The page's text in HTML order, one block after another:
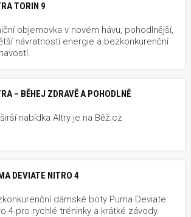
TORIN 9
objemovka v novém hávu, pohodlnější,
návratností energie a bezkonkurenční
– BĚHEJ ZDRAVĚ A POHODLNĚ
nabídka Altry je na Běž.cz
DEVIATE NITRO 4
dámské boty Puma Deviate
4 pro rychlé tréninky a krátké závody.